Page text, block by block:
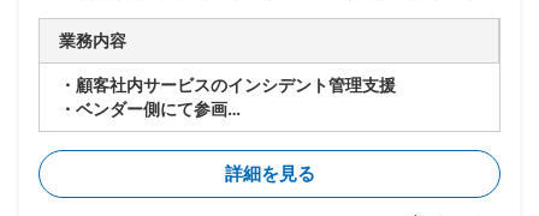
業務内容
・顧客社内サービスのインシデント管理支援
・ベンダー側にて参画
・顧客社内サービスのセキュリティ維持/向上を目的
に、2026年度よりSOC/CSIRTの整備中
・インシデントマネージャーとして推進し、チーム立ち
上げ後の一員を担当
詳細を見る